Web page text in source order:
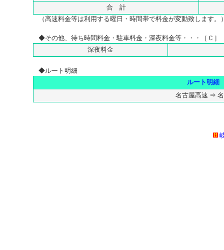
合 計
（高速料金等は利用する曜日・時間帯で料金が変動致します。
◆その他、待ち時間料金・駐車料金・深夜料金等・・・［Ｃ］
深夜料金
◆ルート明細
ルート明細
名古屋高速 ⇒